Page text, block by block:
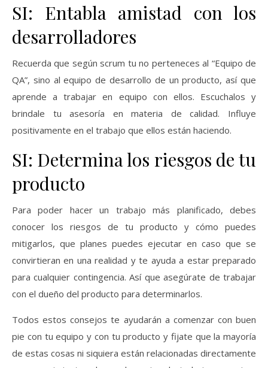
SI: Entabla amistad con los
desarrolladores
Recuerda que según scrum tu no perteneces al “Equipo de
QA”, sino al equipo de desarrollo de un producto, así que
aprende a trabajar en equipo con ellos. Escuchalos y
brindale tu asesoría en materia de calidad. Influye
positivamente en el trabajo que ellos están haciendo.
SI: Determina los riesgos de tu
producto
Para poder hacer un trabajo más planificado, debes
conocer los riesgos de tu producto y cómo puedes
mitigarlos, que planes puedes ejecutar en caso que se
convirtieran en una realidad y te ayuda a estar preparado
para cualquier contingencia. Así que asegúrate de trabajar
con el dueño del producto para determinarlos.
Todos estos consejos te ayudarán a comenzar con buen
pie con tu equipo y con tu producto y fijate que la mayoría
de estas cosas ni siquiera están relacionadas directamente